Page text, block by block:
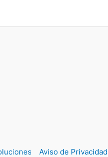
Aviso de Privacidad